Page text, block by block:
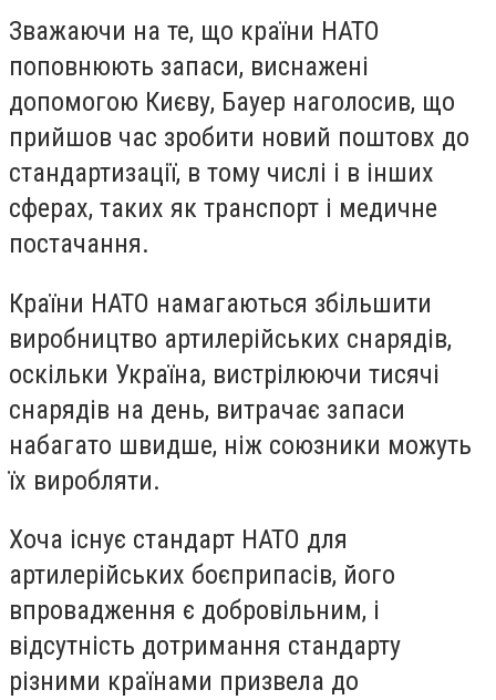
Зважаючи на те, що країни НАТО
поповнюють запаси, виснажені
допомогою Києву, Бауер наголосив, що
прийшов час зробити новий поштовх до
стандартизації, в тому числі і в інших
сферах, таких як транспорт і медичне
постачання.
Країни НАТО намагаються збільшити
виробництво артилерійських снарядів,
оскільки Україна, вистрілюючи тисячі
снарядів на день, витрачає запаси
набагато швидше, ніж союзники можуть
їх виробляти.
Хоча існує стандарт НАТО для
артилерійських боєприпасів, його
впровадження є добровільним, і
відсутність дотримання стандарту
різними країнами призвела до